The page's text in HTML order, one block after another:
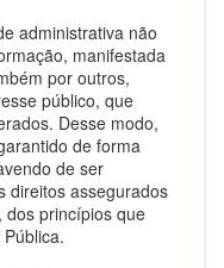
administrativa não
manifestada
por outros,
público, que
Desse modo,
de forma
de ser
direitos assegurados
dos princípios que